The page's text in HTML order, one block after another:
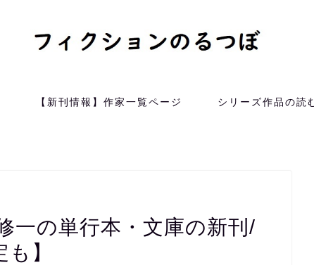
【新刊情報】作家一覧ページ シリーズ作品の読
一の単行本・文庫の新刊/
】